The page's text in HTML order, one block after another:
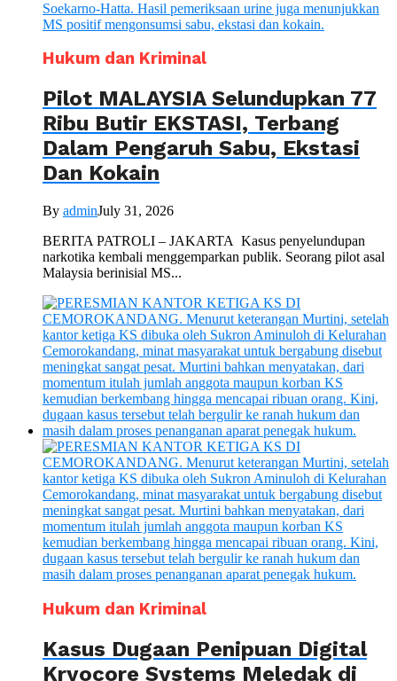
Hukum dan Kriminal
Pilot MALAYSIA Selundupkan 77
Ribu Butir EKSTASI, Terbang
Dalam Pengaruh Sabu, Ekstasi
Dan Kokain
By adminJuly 31, 2026
BERITA PATROLI – JAKARTA Kasus penyelundupan
narkotika kembali menggemparkan publik. Seorang pilot asal
Malaysia berinisial MS...
Hukum dan Kriminal
Kasus Dugaan Penipuan Digital
Kryocore Systems Meledak di